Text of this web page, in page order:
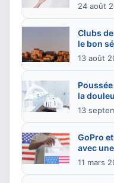
24 août
Clubs
le bon
13 août
la
13
GoPro
avec
11 mars